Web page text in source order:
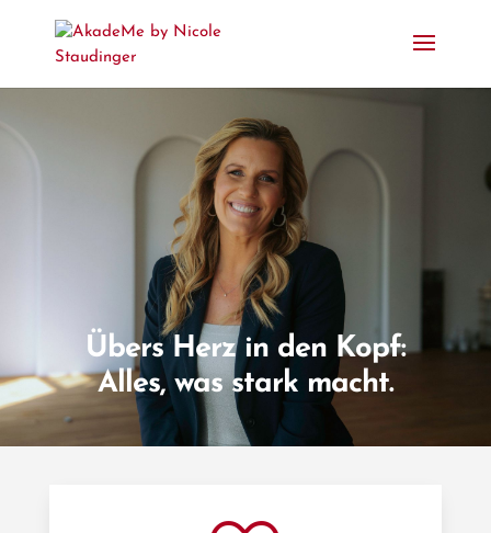
Übers Herz in den Kopf:
Alles, was stark macht.